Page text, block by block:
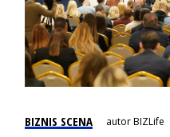
BIZNIS SCENA autorBIZLife